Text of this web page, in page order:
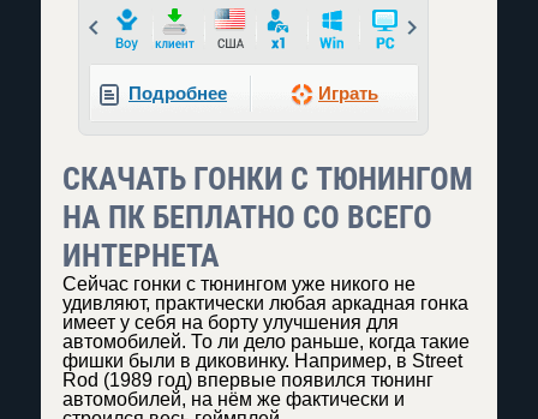
Prev
Подробнее Играть
СКАЧАТЬ ГОНКИ С ТЮНИНГОМ
НА ПК БЕПЛАТНО СО ВСЕГО
ИНТЕРНЕТА
Сейчас гонки с тюнингом уже никого не
удивляют, практически любая аркадная гонка
имеет у себя на борту улучшения для
автомобилей. То ли дело раньше, когда такие
фишки были в диковинку. Например, в Street
Rod (1989 год) впервые появился тюнинг
автомобилей, на нём же фактически и